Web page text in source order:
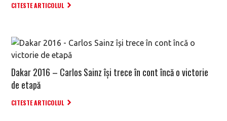
CITESTE ARTICOLUL
Dakar 2016 – Carlos Sainz își trece în cont încă o victorie
de etapă
CITESTE ARTICOLUL